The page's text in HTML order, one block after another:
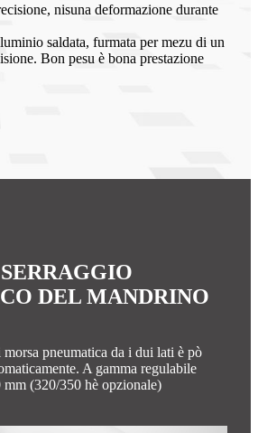
nisuna deformazione durante
saldata, furmata per mezu di un
Bon pesu è bona prestazione
DEL MANDRINO
pneumatica da i dui lati è pò
A gamma regulabile
(320/350 hè opzionale)